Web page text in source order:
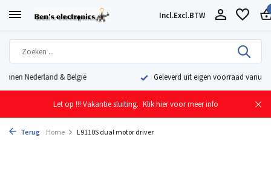
Incl.Excl.BTW
Geleverd uit eigen voorraad vanuit ons magazijn in Nederland
Let op !!! Vakantie sluiting. Klik hier voor meer info
Terug Home L9110S dual motor driver